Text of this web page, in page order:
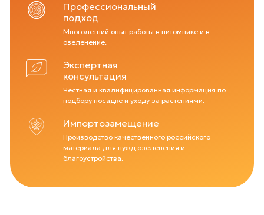
Профессиональный
подход
Многолетний опыт работы в питомнике и в
озеленение.
Экспертная
консультация
Честная и квалифицированная информация по
подбору посадке и уходу за растениями.
Импортозамещение
Производство качественного российского
материала для нужд озеленения и
благоустройства.